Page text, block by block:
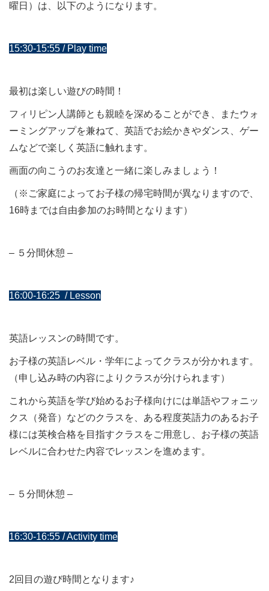
曜日）は、以下のようになります。
15:30-15:55 / Play time
最初は楽しい遊びの時間！
フィリピン人講師とも親睦を深めることができ、またウォ
ーミングアップを兼ねて、英語でお絵かきやダンス、ゲー
ムなどで楽しく英語に触れます。
画面の向こうのお友達と一緒に楽しみましょう！
（※ご家庭によってお子様の帰宅時間が異なりますので、
16時までは自由参加のお時間となります）
– ５分間休憩 –
16:00-16:25 / Lesson
英語レッスンの時間です。
お子様の英語レベル・学年によってクラスが分かれます。
（申し込み時の内容によりクラスが分けられます）
これから英語を学び始めるお子様向けには単語やフォニッ
クス（発音）などのクラスを、ある程度英語力のあるお子
様には英検合格を目指すクラスをご用意し、お子様の英語
レベルに合わせた内容でレッスンを進めます。
– ５分間休憩 –
16:30-16:55 / Activity time
2回目の遊び時間となります♪